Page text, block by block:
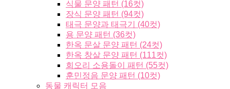
식물 문양 패턴 (16컷)
장식 문양 패턴 (94컷)
태극 문양과 태극기 (40컷)
용 문양 패턴 (36컷)
한옥 문살 문양 패턴 (24컷)
한옥 창살 문양 패턴 (111컷)
회오리 소용돌이 패턴 (55컷)
훈민정음 문양 패턴 (10컷)
동물 캐릭터 모음